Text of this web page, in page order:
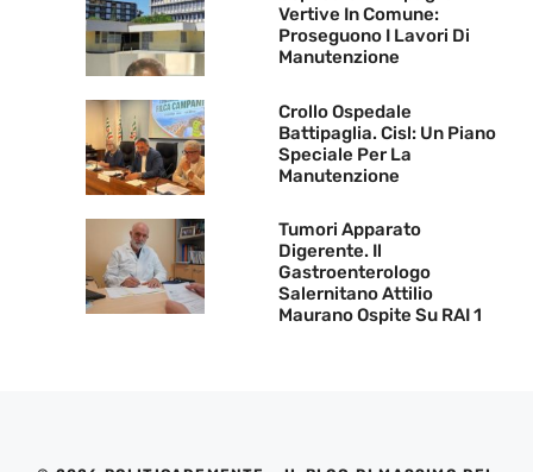
Vertive In Comune:
Proseguono I Lavori Di
Manutenzione
Crollo Ospedale
Battipaglia. Cisl: Un Piano
Speciale Per La
Manutenzione
Tumori Apparato
Digerente. Il
Gastroenterologo
Salernitano Attilio
Maurano Ospite Su RAI 1